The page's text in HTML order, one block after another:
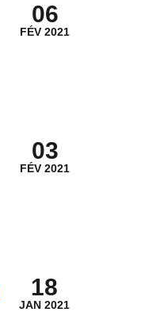
06
FÉV 2021
03
FÉV 2021
18
JAN 2021